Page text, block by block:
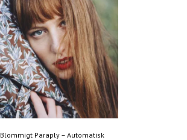
Blommigt Paraply – Automatisk